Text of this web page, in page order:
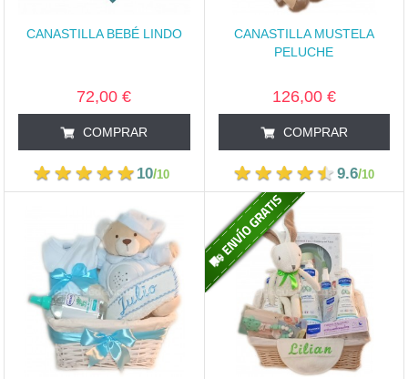
CANASTILLA BEBÉ LINDO
72,00 €
COMPRAR
10/10
CANASTILLA MUSTELA
PELUCHE
126,00 €
COMPRAR
9.6/10